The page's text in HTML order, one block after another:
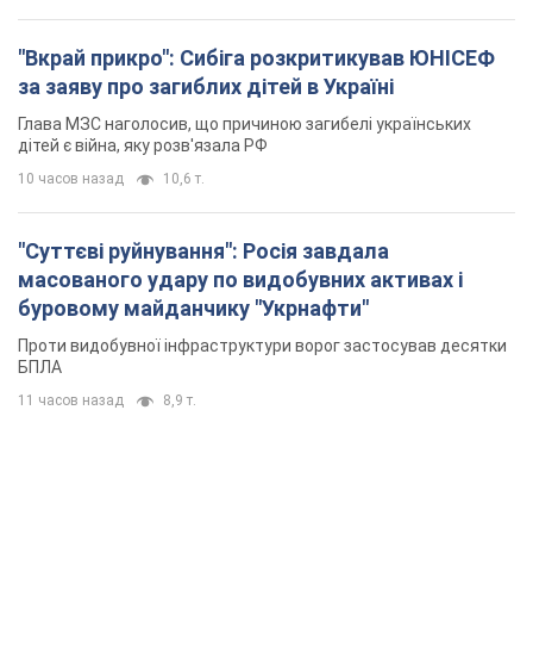
"Вкрай прикро": Сибіга розкритикував ЮНІСЕФ
за заяву про загиблих дітей в Україні
Глава МЗС наголосив, що причиною загибелі українських
дітей є війна, яку розв'язала РФ
10 часов назад 10,6 т.
"Суттєві руйнування": Росія завдала
масованого удару по видобувних активах і
буровому майданчику "Укрнафти"
Проти видобувної інфраструктури ворог застосував десятки
БПЛА
11 часов назад 8,9 т.